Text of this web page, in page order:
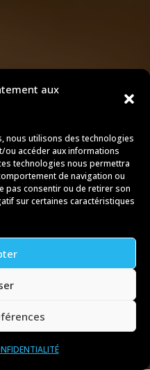
aux
nous utilisons des technologies
accéder aux informations
technologies nous permettra
de navigation ou
pas consentir ou de retirer son
sur certaines caractéristiques